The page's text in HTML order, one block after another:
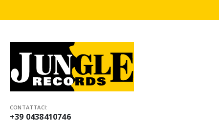
CONTATTACI:
+39 0438410746